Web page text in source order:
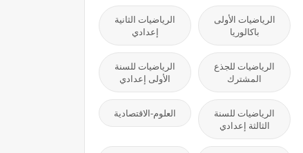
الرياضيات الأولى
باكالوريا
الرياضيات الثانية
إعدادي
الرياضيات للجذع
المشترك
الرياضيات للسنة
الأولى إعدادي
الرياضيات للسنة
الثالثة إعدادي
العلوم-الاقتصادية